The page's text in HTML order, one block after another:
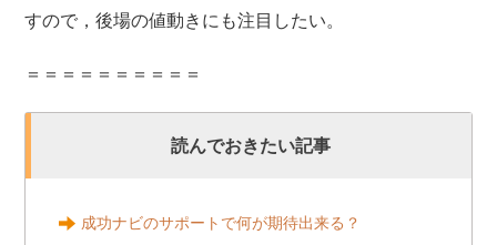
すので，後場の値動きにも注目したい。
＝＝＝＝＝＝＝＝＝＝
読んでおきたい記事
成功ナビのサポートで何が期待出来る？